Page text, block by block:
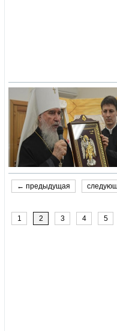
← предыдущая
1 2 3 4 5